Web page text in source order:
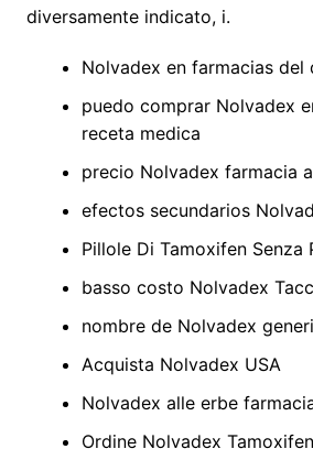
diversamente indicato, i.
Nolvadex en farmacias del
puedo comprar Nolvadex
receta medica
precio Nolvadex farmacia
efectos secundarios
Pillole Di Tamoxifen Senza
basso costo Nolvadex
nombre de Nolvadex
Acquista Nolvadex USA
Nolvadex alle erbe
Ordine Nolvadex